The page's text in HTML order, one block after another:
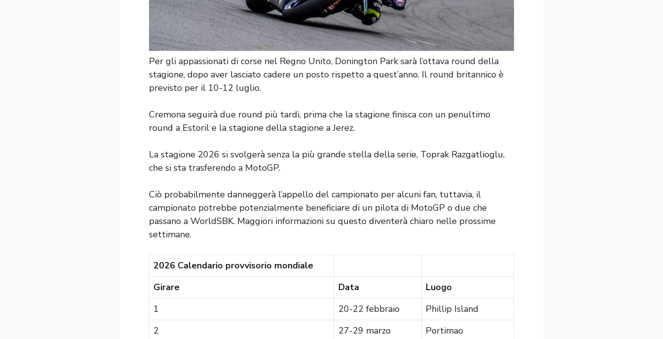
Per gli appassionati di corse nel Regno Unito, Donington Park sarà l’ottava round della
stagione, dopo aver lasciato cadere un posto rispetto a quest’anno. Il round britannico è
previsto per il 10-12 luglio.
Cremona seguirà due round più tardi, prima che la stagione finisca con un penultimo
round a Estoril e la stagione della stagione a Jerez.
La stagione 2026 si svolgerà senza la più grande stella della serie, Toprak Razgatlioglu,
che si sta trasferendo a MotoGP.
Ciò probabilmente danneggerà l’appello del campionato per alcuni fan, tuttavia, il
campionato potrebbe potenzialmente beneficiare di un pilota di MotoGP o due che
passano a WorldSBK. Maggiori informazioni su questo diventerà chiaro nelle prossime
settimane.
2026 Calendario provvisorio mondiale
Girare
Data
Luogo
1
20-22 febbraio
Phillip Island
2
27-29 marzo
Portimao